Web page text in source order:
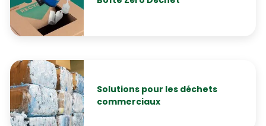
Solutions pour les déchets
commerciaux